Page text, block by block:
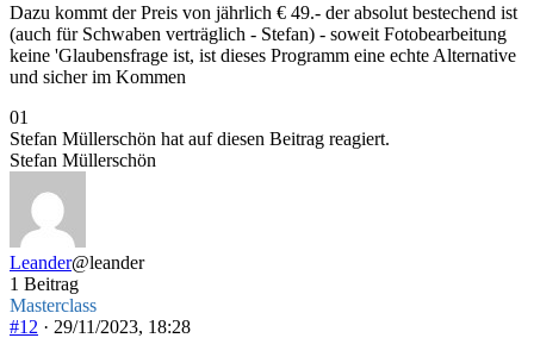
Dazu kommt der Preis von jährlich € 49.- der absolut bestechend ist
(auch für Schwaben verträglich - Stefan) - soweit Fotobearbeitung
keine 'Glaubensfrage ist, ist dieses Programm eine echte Alternative
und sicher im Kommen
Anklicken
für
Daumen
unten.
0Anklicken
für
Daumen
oben.
1
Stefan Müllerschön hat auf diesen Beitrag reagiert.
Stefan Müllerschön
Leander@leander
1 Beitrag
Masterclass
#12 · 29/11/2023, 18:28